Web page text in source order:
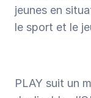
jeunes en
le sport et le
PLAY suit un